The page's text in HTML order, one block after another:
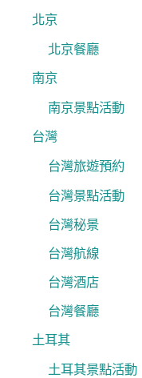
北京
北京餐廳
南京
南京景點活動
台灣
台灣旅遊預約
台灣景點活動
台灣秘景
台灣航線
台灣酒店
台灣餐廳
土耳其
土耳其景點活動